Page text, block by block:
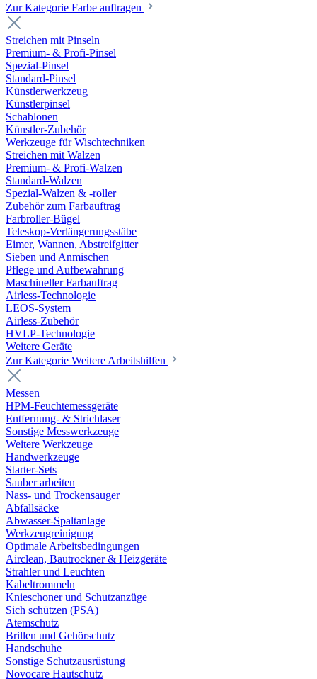
Zur Kategorie Farbe auftragen
Streichen mit Pinseln
Premium- & Profi-Pinsel
Spezial-Pinsel
Standard-Pinsel
Künstlerwerkzeug
Künstlerpinsel
Schablonen
Künstler-Zubehör
Werkzeuge für Wischtechniken
Streichen mit Walzen
Premium- & Profi-Walzen
Standard-Walzen
Spezial-Walzen & -roller
Zubehör zum Farbauftrag
Farbroller-Bügel
Teleskop-Verlängerungsstäbe
Eimer, Wannen, Abstreifgitter
Sieben und Anmischen
Pflege und Aufbewahrung
Maschineller Farbauftrag
Airless-Technologie
LEOS-System
Airless-Zubehör
HVLP-Technologie
Weitere Geräte
Zur Kategorie Weitere Arbeitshilfen
Messen
HPM-Feuchtemessgeräte
Entfernung- & Strichlaser
Sonstige Messwerkzeuge
Weitere Werkzeuge
Handwerkzeuge
Starter-Sets
Sauber arbeiten
Nass- und Trockensauger
Abfallsäcke
Abwasser-Spaltanlage
Werkzeugreinigung
Optimale Arbeitsbedingungen
Airclean, Bautrockner & Heizgeräte
Strahler und Leuchten
Kabeltrommeln
Knieschoner und Schutzanzüge
Sich schützen (PSA)
Atemschutz
Brillen und Gehörschutz
Handschuhe
Sonstige Schutzausrüstung
Novocare Hautschutz